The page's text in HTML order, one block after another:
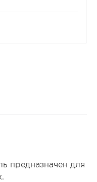
предназначен для